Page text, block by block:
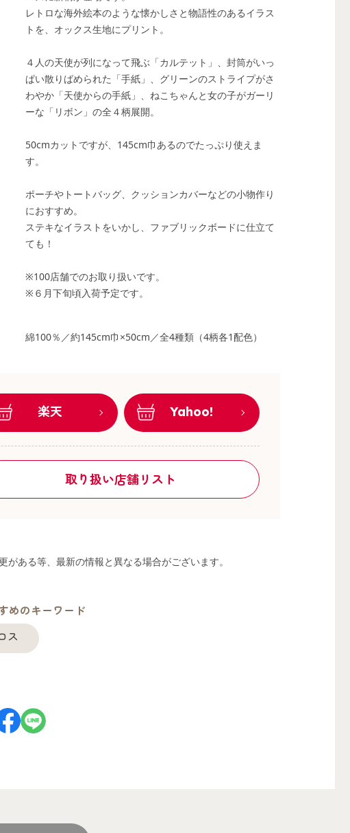
レトロな海外絵本のような懐かしさと物語性のあるイラス
トを、オックス生地にプリント。
４人の天使が列になって飛ぶ「カルテット」、封筒がいっ
ぱい散りばめられた「手紙」、グリーンのストライプがさ
わやか「天使からの手紙」、ねこちゃんと女の子がガーリ
ーな「リボン」の全４柄展開。
50cmカットですが、145cm巾あるのでたっぷり使えま
す。
ポーチやトートバッグ、クッションカバーなどの小物作り
におすすめ。
ステキなイラストをいかし、ファブリックボードに仕立て
ても！
※100店舗でのお取り扱いです。
※６月下旬頃入荷予定です。
綿100％／約145cm巾×50cm／全4種類（4柄各1配色）
楽天 Yahoo!
取り扱い店舗リスト
ある等、最新の情報と異なる場合がございます。
めのキーワード
ス